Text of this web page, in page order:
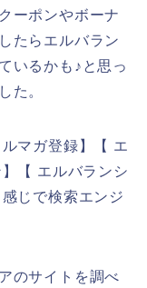
ーポンやボーナ
たらエルバラン
いるかも♪と思っ
た。
マガ登録】【 エ
【 エルバランシ
じで検索エンジ
のサイトを調べ